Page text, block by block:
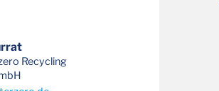
Recycling